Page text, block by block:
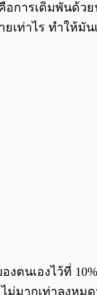
อการเดิมพันด้
เท่าไร ทำให้มัน
ตนเองไว้ที่
ม่มากเท่าลงห